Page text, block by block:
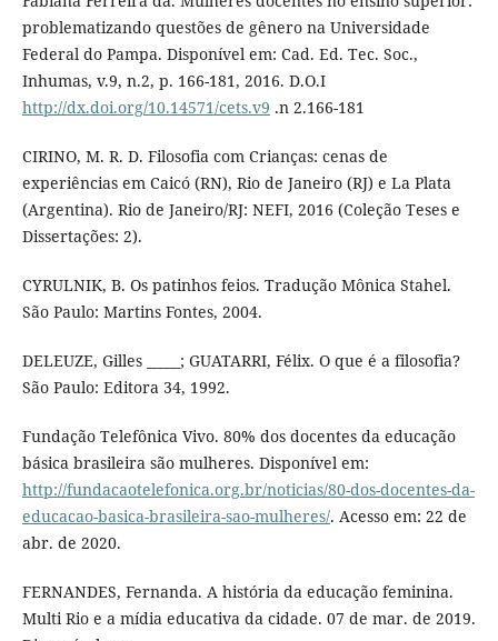
problematizando questões de gênero na Universidade
Federal do Pampa. Disponível em: Cad. Ed. Tec. Soc.,
Inhumas, v.9, n.2, p. 166-181, 2016. D.O.I
http://dx.doi.org/10.14571/cets.v9 .n 2.166-181
CIRINO, M. R. D. Filosofia com Crianças: cenas de
experiências em Caicó (RN), Rio de Janeiro (RJ) e La Plata
(Argentina). Rio de Janeiro/RJ: NEFI, 2016 (Coleção Teses e
Dissertações: 2).
CYRULNIK, B. Os patinhos feios. Tradução Mônica Stahel.
São Paulo: Martins Fontes, 2004.
DELEUZE, Gilles _____; GUATARRI, Félix. O que é a filosofia?
São Paulo: Editora 34, 1992.
Fundação Telefônica Vivo. 80% dos docentes da educação
básica brasileira são mulheres. Disponível em:
http://fundacaotelefonica.org.br/noticias/80-dos-docentes-da-
educacao-basica-brasileira-sao-mulheres/. Acesso em: 22 de
abr. de 2020.
FERNANDES, Fernanda. A história da educação feminina.
Multi Rio e a mídia educativa da cidade. 07 de mar. de 2019.